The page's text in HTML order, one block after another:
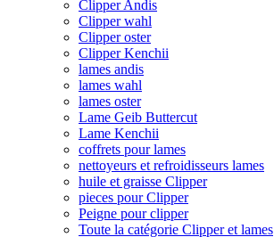
Clipper Andis
Clipper wahl
Clipper oster
Clipper Kenchii
lames andis
lames wahl
lames oster
Lame Geib Buttercut
Lame Kenchii
coffrets pour lames
nettoyeurs et refroidisseurs lames
huile et graisse Clipper
pieces pour Clipper
Peigne pour clipper
Toute la catégorie Clipper et lames